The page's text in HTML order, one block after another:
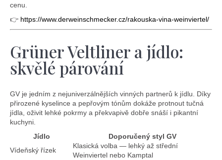
cenu.
👉 https://www.derweinschmecker.cz/rakouska-vina-weinviertel/
Grüner Veltliner a jídlo:
skvělé párování
GV je jedním z nejuniverzálnějších vinných partnerů k jídlu. Díky
přirozené kyselince a pepřovým tónům dokáže protnout tučná
jídla, oživit lehké pokrmy a překvapivě dobře snáší i pikantní
kuchyni.
Jídlo
Doporučený styl GV
Vídeňský řízek
Klasická volba — lehký až střední
Weinviertel nebo Kamptal